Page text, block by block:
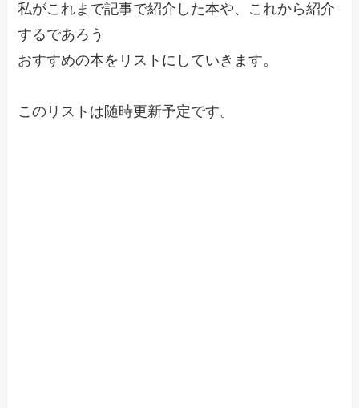
私がこれまで記事で紹介した本や、これから紹介
するであろう
おすすめの本をリストにしていきます。
このリストは随時更新予定です。